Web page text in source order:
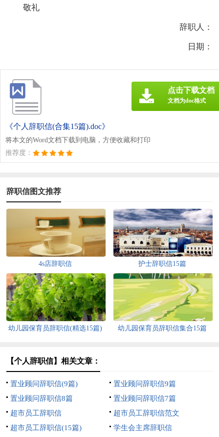
敬礼
辞职人：
日期：
《个人辞职信(合集15篇).doc》
将本文的Word文档下载到电脑，方便收藏和打印
推荐度：
点击下载文档
文档为doc格式
辞职信图文推荐
4s店辞职信 护士辞职信15篇
幼儿园保育员辞职信(精选15篇) 幼儿园保育员辞职信集合15篇
【个人辞职信】相关文章：
置业顾问辞职信(9篇)
置业顾问辞职信9篇
置业顾问辞职信8篇
置业顾问辞职信7篇
超市员工辞职信
超市员工辞职信范文
超市员工辞职信(15篇)
学生会主席辞职信